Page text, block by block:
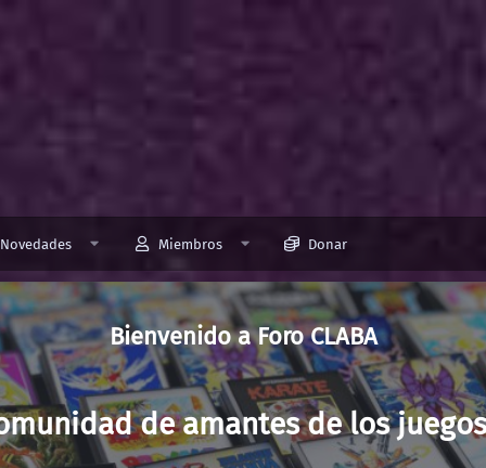
Novedades Miembros Donar
Foro CLABA
de amantes de los